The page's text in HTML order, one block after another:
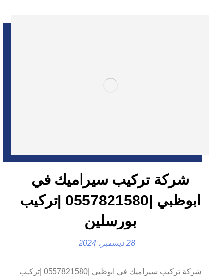
شركة تركيب سيراميك في
ابوظبي |0557821580 |تركيب
بورسلين
28 ديسمبر، 2024
شركة تركيب سيراميك في ابوظبي |0557821580 |تركيب